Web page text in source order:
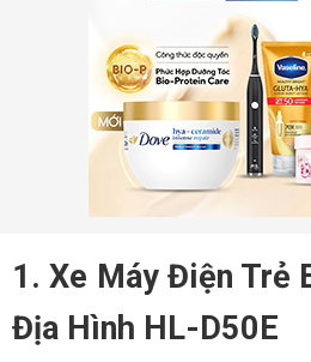
1. Xe Máy Điện Trẻ
Địa Hình HL-D50E